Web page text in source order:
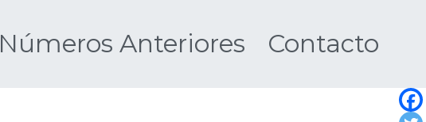
Números Anteriores Contacto